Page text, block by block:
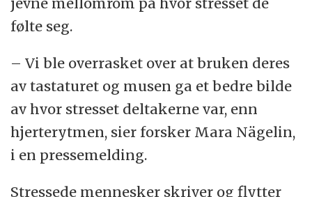
følte seg.
– Vi ble overrasket over at bruken deres
av tastaturet og musen ga et bedre bilde
av hvor stresset deltakerne var, enn
hjerterytmen, sier forsker Mara Nägelin,
i en pressemelding.
Stressede mennesker skriver og flytter